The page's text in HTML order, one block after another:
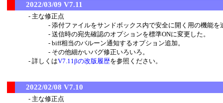
2022/03/09 V7.11
主な修正点
添付ファイルをサンドボックス内で安全に開く用の機能を
送信時の宛先確認のオプションを標準ONに変更した。
biff相当のバルーン通知するオプション追加。
その他細かいバグ修正いろいろ。
詳しくはV7.11βの改版履歴を参照ください。
2022/02/08 V7.10
主な修正点